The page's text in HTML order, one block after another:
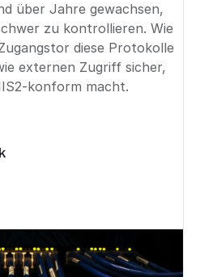
über Jahre gewachsen,
zu kontrollieren. Wie
diese Protokolle
externen Zugriff sicher,
konform macht.